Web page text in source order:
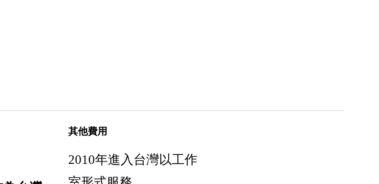
其他費用
2010年進入台灣以工作